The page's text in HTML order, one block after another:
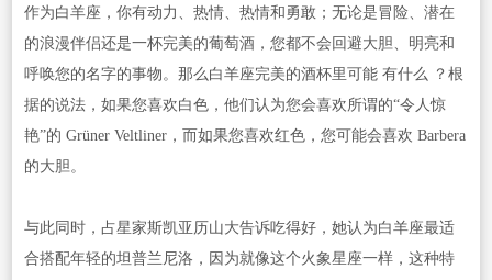
作为白羊座，你有动力、热情、热情和勇敢；无论是冒险、潜在
的浪漫伴侣还是一杯完美的葡萄酒，您都不会回避大胆、明亮和
呼唤您的名字的事物。那么白羊座完美的酒杯里可能 有什么 ？根
据的说法，如果您喜欢白色，他们认为您会喜欢所谓的“令人惊
艳”的 Grüner Veltliner，而如果您喜欢红色，您可能会喜欢 Barbera
的大胆。
与此同时，占星家斯凯亚历山大告诉吃得好，她认为白羊座最适
合搭配年轻的坦普兰尼洛，因为就像这个火象星座一样，这种特